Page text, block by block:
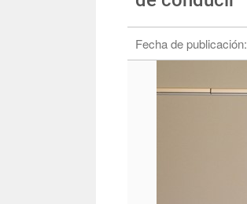
Fecha de publicación: